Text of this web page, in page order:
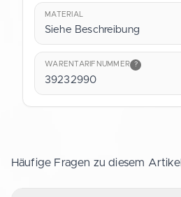
MATERIAL
Siehe Beschreibung
WARENTARIFNUMMER ?
39232990
Häufige Fragen zu diesem Artikel